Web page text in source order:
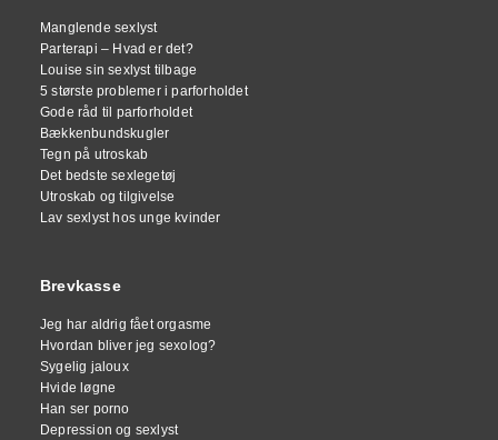
Manglende sexlyst
Parterapi – Hvad er det?
Louise sin sexlyst tilbage
5 største problemer i parforholdet
Gode råd til parforholdet
Bækkenbundskugler
Tegn på utroskab
Det bedste sexlegetøj
Utroskab og tilgivelse
Lav sexlyst hos unge kvinder
Brevkasse
Jeg har aldrig fået orgasme
Hvordan bliver jeg sexolog?
Sygelig jaloux
Hvide løgne
Han ser porno
Depression og sexlyst